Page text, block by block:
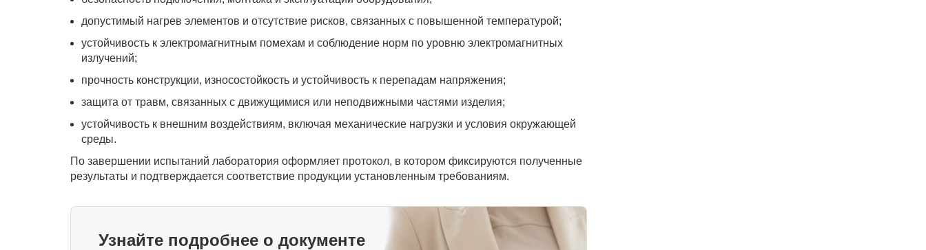
допустимый нагрев элементов и отсутствие рисков, связанных с повышенной температурой;
устойчивость к электромагнитным помехам и соблюдение норм по уровню электромагнитных
излучений;
прочность конструкции, износостойкость и устойчивость к перепадам напряжения;
защита от травм, связанных с движущимися или неподвижными частями изделия;
устойчивость к внешним воздействиям, включая механические нагрузки и условия окружающей
среды.
По завершении испытаний лаборатория оформляет протокол, в котором фиксируются полученные
результаты и подтверждается соответствие продукции установленным требованиям.
Узнайте подробнее о документе